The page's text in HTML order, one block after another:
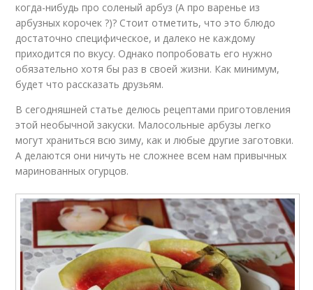
когда-нибудь про соленый арбуз (А про варенье из
арбузных корочек ?)? Стоит отметить, что это блюдо
достаточно специфическое, и далеко не каждому
приходится по вкусу. Однако попробовать его нужно
обязательно хотя бы раз в своей жизни. Как минимум,
будет что рассказать друзьям.
В сегодняшней статье делюсь рецептами приготовления
этой необычной закуски. Малосольные арбузы легко
могут храниться всю зиму, как и любые другие заготовки.
А делаются они ничуть не сложнее всем нам привычных
маринованных огурцов.